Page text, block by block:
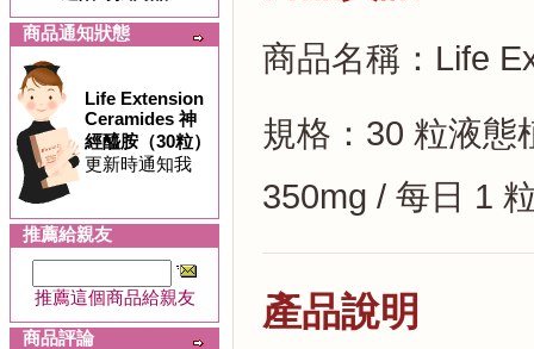
商品通知狀態
Life Extension
Ceramides 神
經醯胺（30粒）
更新時通知我
推薦給親友
推薦這個商品給親友
商品評論
商品名稱：Life
規格：30 粒液態
350mg / 每日 1
產品說明